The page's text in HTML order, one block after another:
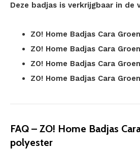
Deze badjas is verkrijgbaar in de
ZO! Home Badjas Cara
ZO! Home Badjas Cara
ZO! Home Badjas Cara
ZO! Home Badjas Cara
FAQ – ZO! Home Badjas
polyester